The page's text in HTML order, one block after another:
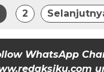
2
WhatsApp